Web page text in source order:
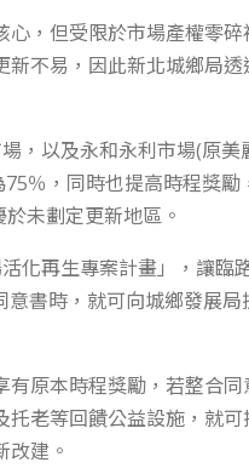
，但受限於市場產權零
不易，因此新北城鄉局
，以及永和永利市場(原美
％，同時也提高時程獎勵
未劃定更新地區。
化再生專案計畫」，讓臨
書時，就可向城鄉發展
原本時程獎勵，若整合同
老等回饋公益設施，就可
建。